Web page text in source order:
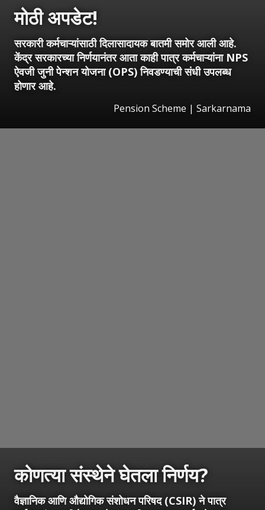
मोठी अपडेट!
सरकारी कर्मचाऱ्यांसाठी दिलासादायक बातमी समोर आली आहे.
केंद्र सरकारच्या निर्णयानंतर आता काही पात्र कर्मचाऱ्यांना NPS
ऐवजी जुनी पेन्शन योजना (OPS) निवडण्याची संधी उपलब्ध
होणार आहे.
Pension Scheme | Sarkarnama
कोणत्या संस्थेने घेतला निर्णय?
वैज्ञानिक आणि औद्योगिक संशोधन परिषद (CSIR) ने पात्र